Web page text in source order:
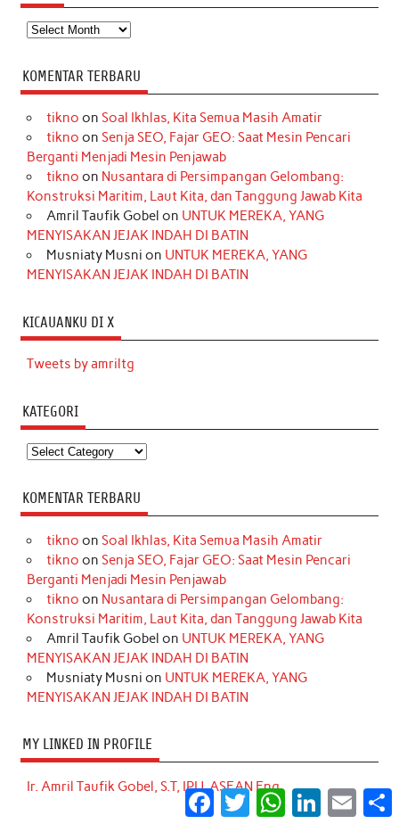
Arsip
KOMENTAR TERBARU
tikno on Soal Ikhlas, Kita Semua Masih Amatir
tikno on Senja SEO, Fajar GEO: Saat Mesin Pencari
Berganti Menjadi Mesin Penjawab
tikno on Nusantara di Persimpangan Gelombang:
Konstruksi Maritim, Laut Kita, dan Tanggung Jawab Kita
Amril Taufik Gobel on UNTUK MEREKA, YANG
MENYISAKAN JEJAK INDAH DI BATIN
Musniaty Musni on UNTUK MEREKA, YANG
MENYISAKAN JEJAK INDAH DI BATIN
KICAUANKU DI X
Tweets by amriltg
KATEGORI
Kategori
KOMENTAR TERBARU
tikno on Soal Ikhlas, Kita Semua Masih Amatir
tikno on Senja SEO, Fajar GEO: Saat Mesin Pencari
Berganti Menjadi Mesin Penjawab
tikno on Nusantara di Persimpangan Gelombang:
Konstruksi Maritim, Laut Kita, dan Tanggung Jawab Kita
Amril Taufik Gobel on UNTUK MEREKA, YANG
MENYISAKAN JEJAK INDAH DI BATIN
Musniaty Musni on UNTUK MEREKA, YANG
MENYISAKAN JEJAK INDAH DI BATIN
MY LINKED IN PROFILE
Ir. Amril Taufik Gobel, S.T, IPU, ASEAN Eng.
Facebook
Twitter WhatsApp
LinkedInEmail